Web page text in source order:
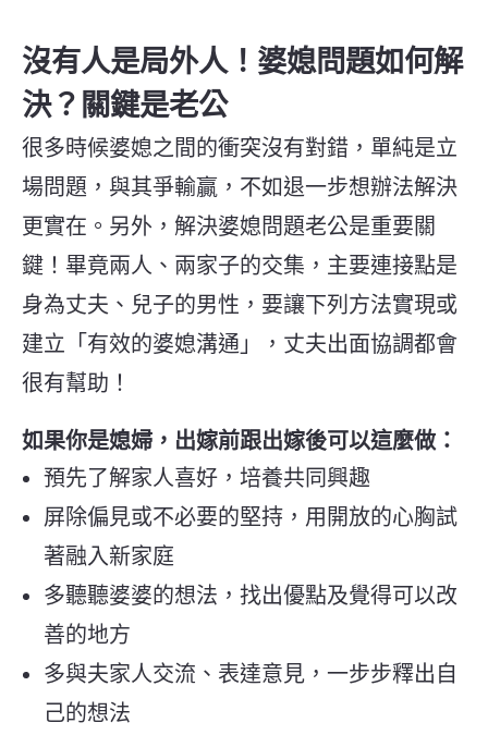
沒有人是局外人！婆媳問題如何解
決？關鍵是老公
很多時候婆媳之間的衝突沒有對錯，單純是立
場問題，與其爭輸贏，不如退一步想辦法解決
更實在。另外，解決婆媳問題老公是重要關
鍵！畢竟兩人、兩家子的交集，主要連接點是
身為丈夫、兒子的男性，要讓下列方法實現或
建立「有效的婆媳溝通」，丈夫出面協調都會
很有幫助！
如果你是媳婦，出嫁前跟出嫁後可以這麼做：
預先了解家人喜好，培養共同興趣
屏除偏見或不必要的堅持，用開放的心胸試
著融入新家庭
多聽聽婆婆的想法，找出優點及覺得可以改
善的地方
多與夫家人交流、表達意見，一步步釋出自
己的想法